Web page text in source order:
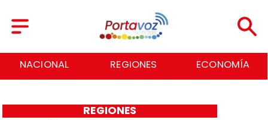
REGIONES ECONOMÍA DEPORTES
REGIONES